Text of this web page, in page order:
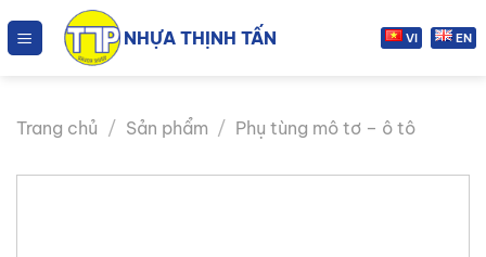
đến
NHỰA THỊNH TẤN VI EN
Trang chủ / Sản phẩm / Phụ tùng mô tơ – ô tô